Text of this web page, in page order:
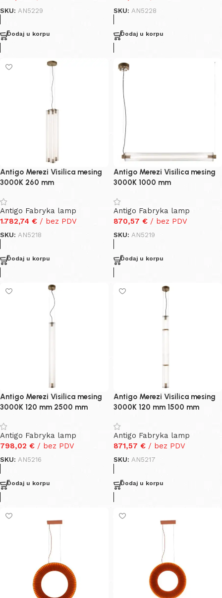
SKU: AN5229
Dodaj u korpu
SKU: AN5228
Dodaj u korpu
Antigo Merezi Visilica mesing
3000K 260 mm
Antigo Fabryka lamp
1.782,74 € / bez PDV
SKU: AN5218
Dodaj u korpu
Antigo Merezi Visilica mesing
3000K 1000 mm
Antigo Fabryka lamp
870,57 € / bez PDV
SKU: AN5219
Dodaj u korpu
Antigo Merezi Visilica mesing
3000K 120 mm 2500 mm
Antigo Fabryka lamp
798,02 € / bez PDV
SKU: AN5216
Dodaj u korpu
Antigo Merezi Visilica mesing
3000K 120 mm 1500 mm
Antigo Fabryka lamp
871,57 € / bez PDV
SKU: AN5217
Dodaj u korpu